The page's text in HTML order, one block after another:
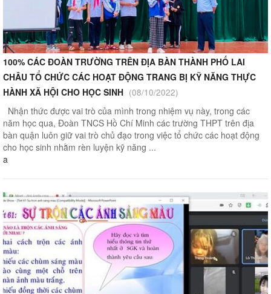
100% CÁC ĐOÀN TRƯỜNG TRÊN ĐỊA BÀN THÀNH PHỐ LAI
CHÂU TỔ CHỨC CÁC HOẠT ĐỘNG TRANG BỊ KỸ NĂNG THỰC
HÀNH XÃ HỘI CHO HỌC SINH (08/10/2022)
Nhận thức được vai trò của mình trong nhiệm vụ này, trong các
năm học qua, Đoàn TNCS Hồ Chí Minh các trường THPT trên địa
bàn quận luôn giữ vai trò chủ đạo trong việc tổ chức các hoạt động
cho học sinh nhằm rèn luyện kỹ năng ...
a